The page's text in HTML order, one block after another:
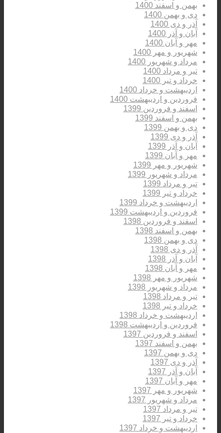
بهمن و اسفند 1400
دی و بهمن 1400
آذر و دی 1400
آبان و آذر 1400
مهر و آبان 1400
شهریور و مهر 1400
مرداد و شهریور 1400
تیر و مرداد 1400
خرداد و تیر 1400
اردیبهشت و خرداد 1400
فروردین و اردیبهشت 1400
اسفند و فروردین 1399
بهمن و اسفند 1399
دی و بهمن 1399
آذر و دی 1399
آبان و آذر 1399
مهر و آبان 1399
شهریور و مهر 1399
مرداد و شهریور 1399
تیر و مرداد 1399
خرداد و تیر 1399
اردیبهشت و خرداد 1399
فروردین و اردیبهشت 1399
اسفند و فروردین 1398
بهمن و اسفند 1398
دی و بهمن 1398
آذر و دی 1398
آبان و آذر 1398
مهر و آبان 1398
شهریور و مهر 1398
مرداد و شهریور 1398
تیر و مرداد 1398
خرداد و تیر 1398
اردیبهشت و خرداد 1398
فروردین و اردیبهشت 1398
اسفند و فروردین 1397
بهمن و اسفند 1397
دی و بهمن 1397
آذر و دی 1397
آبان و آذر 1397
مهر و آبان 1397
شهریور و مهر 1397
مرداد و شهریور 1397
تیر و مرداد 1397
خرداد و تیر 1397
اردیبهشت و خرداد 1397